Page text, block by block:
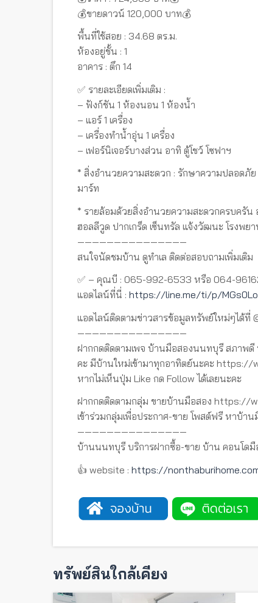
💰ขายดาวน์ 120,000 บาท💰
พื้นที่ใช้สอย : 34.68 ตร.ม.
ห้องอยู่ชั้น : 1
อาคาร : ตึก 14
✅ รายละเอียดเพิ่มเติม :
– ฟังก์ชัน 1 ห้องนอน 1 ห้องน้ำ
– แอร์ 1 เครื่อง
– เครื่องทำน้ำอุ่น 1 เครื่อง
– เฟอร์นิเจอร์บางส่วน อาทิ ตู้โชว์ โซฟาฯ
* สิ่งอำนวยความสะดวก : รักษาความปลอดภั
มาร์ท
* รายล้อมด้วยสิ่งอำนวยความสะดวกครบครัน
ฮอลลีวูด ปากเกร็ด เซ็นทรัล แจ้งวัฒนะ โรงพย
———————————————
สนใจนัดชมบ้าน ดูทำเล ติดต่อสอบถามเพิ่มเติม
✅ – คุณบี : 065-992-6533 หรือ 064-
แอดไลน์ที่นี่ : https://line.me/ti/p/
แอดไลน์ติดตามข่าวสารข้อมูลทรัพย์ใหม่ๆได้ที่
———————————————
ฝากกดติดตามเพจ บ้านมือสองนนทบุรี สภาพดี
คะ มีบ้านใหม่เข้ามาทุกอาทิตย์นะคะ https://
หากไม่เห็นปุ่ม Like กด Follow ได้เลยนะคะ
ฝากกดติดตามกลุ่ม ขายบ้านมือสอง https://
เข้าร่วมกลุ่มเพื่อประกาศ-ขาย โพสต์ฟรี หาบ้าน
———————————————
บ้านนนทบุรี บริการฝากซื้อ-ขาย บ้าน คอนโดมื
👍 website : https://
ทรัพย์สินใกล้เคียง